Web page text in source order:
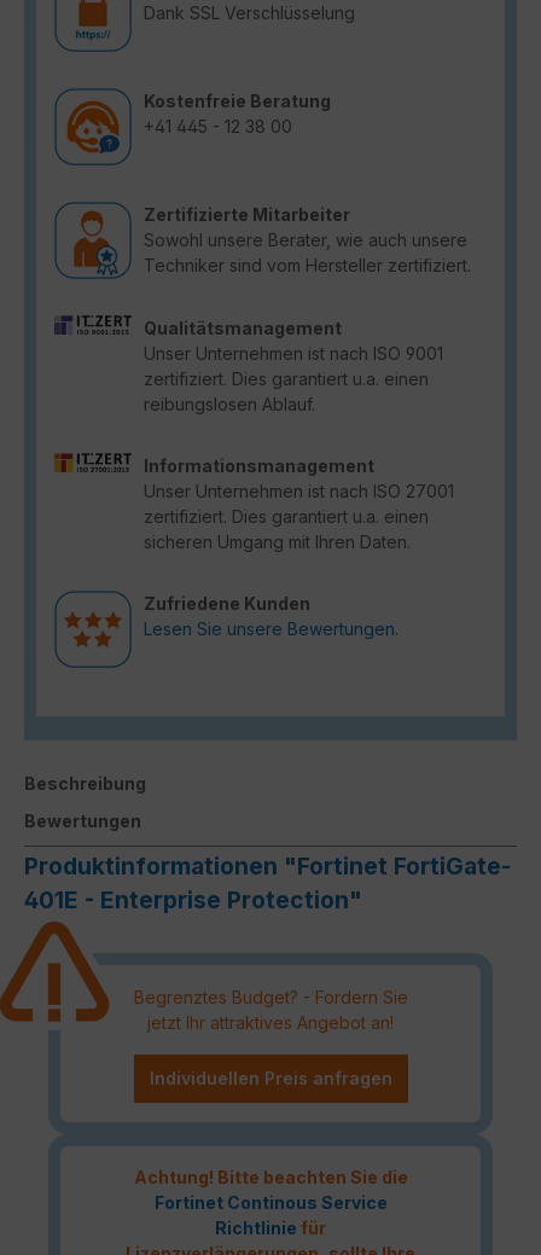
Dank SSL Verschlüsselung
Kostenfreie Beratung
+41 445 - 12 38 00
Zertifizierte Mitarbeiter
Sowohl unsere Berater, wie auch unsere
Techniker sind vom Hersteller zertifiziert.
Qualitätsmanagement
Unser Unternehmen ist nach ISO 9001
zertifiziert. Dies garantiert u.a. einen
reibungslosen Ablauf.
Informationsmanagement
Unser Unternehmen ist nach ISO 27001
zertifiziert. Dies garantiert u.a. einen
sicheren Umgang mit Ihren Daten.
Zufriedene Kunden
Lesen Sie unsere Bewertungen.
Beschreibung
Bewertungen
Produktinformationen "Fortinet FortiGate-
401E - Enterprise Protection"
Begrenztes Budget? - Fordern Sie
jetzt Ihr attraktives Angebot an!
Individuellen Preis anfragen
Achtung! Bitte beachten Sie die
Fortinet Continous Service
Richtlinie für